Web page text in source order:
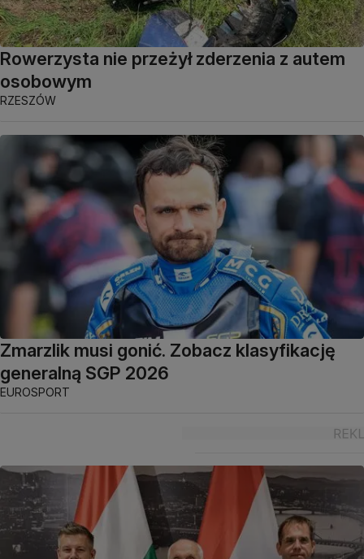
Rowerzysta nie przeżył zderzenia z autem
osobowym
RZESZÓW
Zmarzlik musi gonić. Zobacz klasyfikację
generalną SGP 2026
EUROSPORT